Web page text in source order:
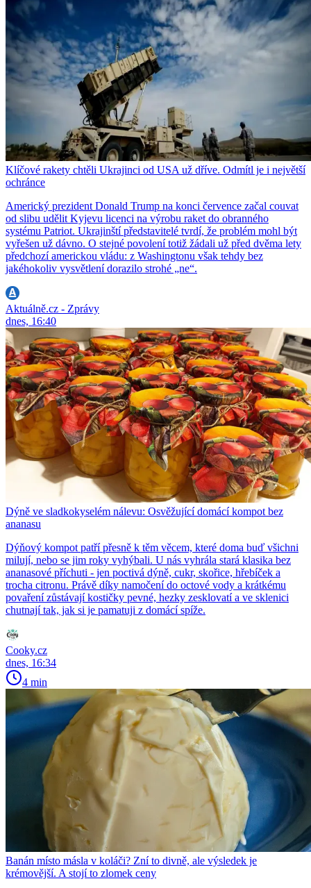
Klíčové rakety chtěli Ukrajinci od USA už dříve. Odmítl je i největší
ochránce
Americký prezident Donald Trump na konci července začal couvat
od slibu udělit Kyjevu licenci na výrobu raket do obranného
systému Patriot. Ukrajinští představitelé tvrdí, že problém mohl být
vyřešen už dávno. O stejné povolení totiž žádali už před dvěma lety
předchozí americkou vládu: z Washingtonu však tehdy bez
jakéhokoliv vysvětlení dorazilo strohé „ne“.
Aktuálně.cz - Zprávy
dnes, 16:40
Dýně ve sladkokyselém nálevu: Osvěžující domácí kompot bez
ananasu
Dýňový kompot patří přesně k těm věcem, které doma buď všichni
milují, nebo se jim roky vyhýbali. U nás vyhrála stará klasika bez
ananasové příchuti - jen poctivá dýně, cukr, skořice, hřebíček a
trocha citronu. Právě díky namočení do octové vody a krátkému
povaření zůstávají kostičky pevné, hezky zesklovatí a ve sklenici
chutnají tak, jak si je pamatuji z domácí spíže.
Cooky.cz
dnes, 16:34
4 min
Banán místo másla v koláči? Zní to divně, ale výsledek je
krémovější. A stojí to zlomek ceny